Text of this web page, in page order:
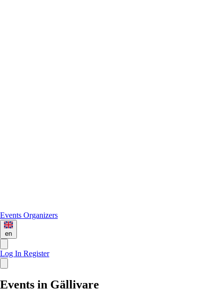
Events Organizers
en
Log In Register
Events in Gällivare